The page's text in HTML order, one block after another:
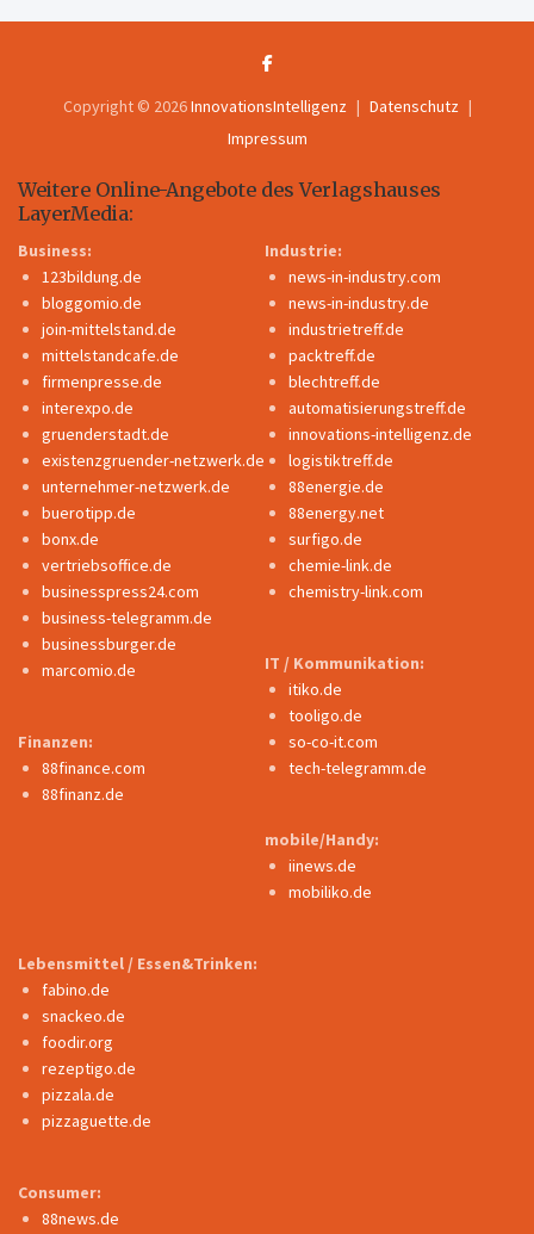
Copyright © 2026InnovationsIntelligenz
Datenschutz
Impressum
Weitere Online-Angebote des Verlagshauses
LayerMedia:
Business:
123bildung.de
bloggomio.de
join-mittelstand.de
mittelstandcafe.de
firmenpresse.de
interexpo.de
gruenderstadt.de
existenzgruender-netzwerk.de
unternehmer-netzwerk.de
buerotipp.de
bonx.de
vertriebsoffice.de
businesspress24.com
business-telegramm.de
businessburger.de
marcomio.de
Finanzen:
88finance.com
88finanz.de
Industrie:
news-in-industry.com
news-in-industry.de
industrietreff.de
packtreff.de
blechtreff.de
automatisierungstreff.de
innovations-intelligenz.de
logistiktreff.de
88energie.de
88energy.net
surfigo.de
chemie-link.de
chemistry-link.com
IT / Kommunikation:
itiko.de
tooligo.de
so-co-it.com
tech-telegramm.de
mobile/Handy:
iinews.de
mobiliko.de
Lebensmittel / Essen&Trinken:
fabino.de
snackeo.de
foodir.org
rezeptigo.de
pizzala.de
pizzaguette.de
Consumer:
88news.de